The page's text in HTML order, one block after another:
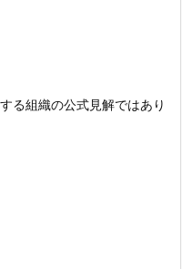
る組織の公式見解ではあり